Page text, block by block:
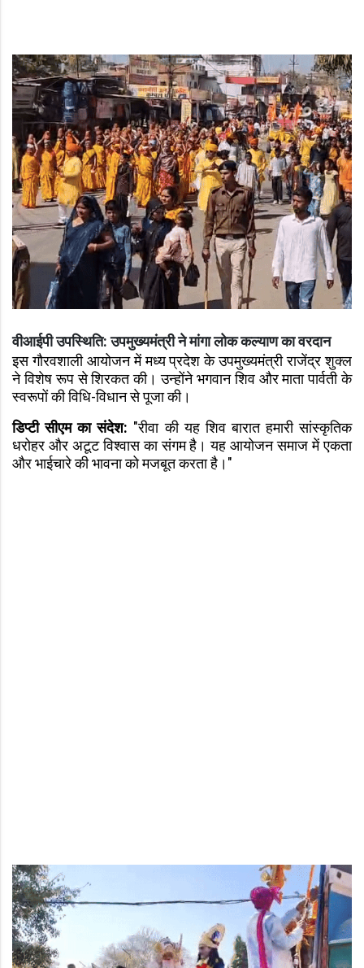
वीआईपी उपस्थिति: उपमुख्यमंत्री ने मांगा लोक कल्याण का वरदान
इस गौरवशाली आयोजन में मध्य प्रदेश के उपमुख्यमंत्री राजेंद्र शुक्ल
ने विशेष रूप से शिरकत की। उन्होंने भगवान शिव और माता पार्वती के
स्वरूपों की विधि-विधान से पूजा की।
डिप्टी सीएम का संदेश: "रीवा की यह शिव बारात हमारी सांस्कृतिक
धरोहर और अटूट विश्वास का संगम है। यह आयोजन समाज में एकता
और भाईचारे की भावना को मजबूत करता है।"